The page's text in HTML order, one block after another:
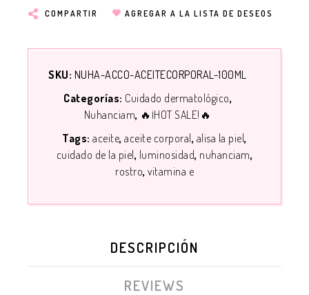
COMPARTIR AGREGAR A LA LISTA DE DESEOS
SKU: NUHA-ACCO-ACEITECORPORAL-100ML
Categorías: Cuidado dermatológico
Nuhanciam 🔥¡HOT SALE!🔥
Tags:aceite aceite corporal alisa la piel
cuidado de la piel
luminosidad nuhanciam
rostro vitamina e
DESCRIPCIÓN
REVIEWS